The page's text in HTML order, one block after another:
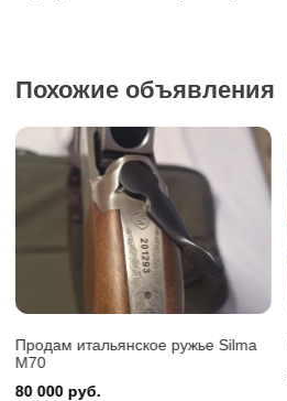
Похожие объявления
Продам итальянское ружье Silma
M70
80 000 руб.